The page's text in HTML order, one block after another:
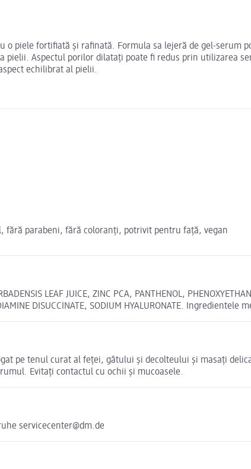
o piele fortifiată și rafinată. Formula sa lejeră de gel-serum
pielii. Aspectul porilor dilatați poate fi redus prin utilizarea
echilibrat al pielii.
parabeni, fără coloranți, potrivit pentru față, vegan
LEAF JUICE, ZINC PCA, PANTHENOL,
DISUCCINATE, SODIUM HYALURONATE.
pe tenul curat al feței, gâtului și decolteului și masați
Evitați contactul cu ochii și mucoasele.
servicecenter@dm.de